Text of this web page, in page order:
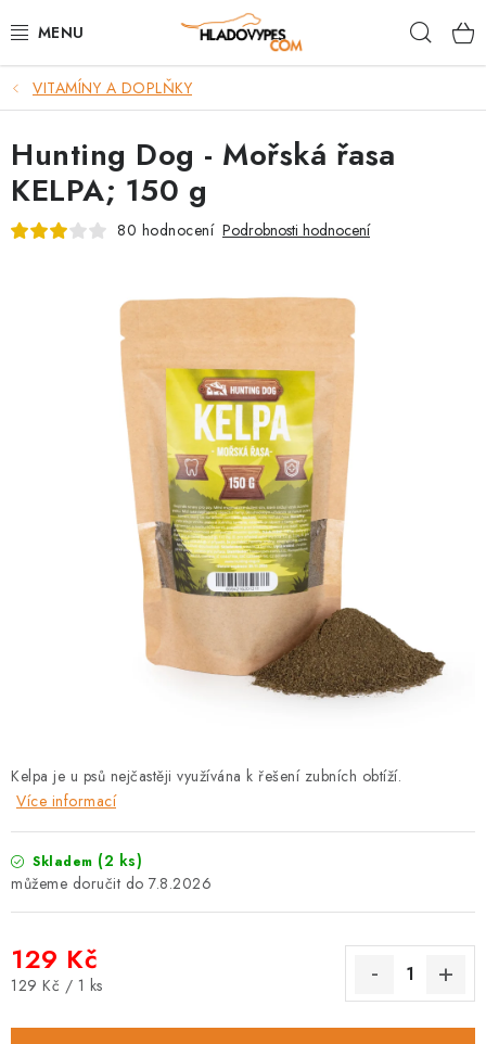
na
POTŘEBY PRO PSY
TAMI PŘEPRAVNÍ BOXY
SPORT SE PSEM
VĚRNOSTNÍ PROGRAM
VÝMĚNA, VRÁCENÍ A REKLAMACE
Podmínky ochrany osobních údajů
FAQ
VITAMÍNY A DOPLŇKY
Kelpa je u psů nejčastěji využívána k řešení zubních obtíží.
Více informací
Skladem (2 ks)
7.8.2026
129 Kč
Měrná cena:
129 Kč / 1 ks
Hunting Dog - Mořská řasa
KELPA; 150 g
80 hodnocení Podrobnosti hodnocení